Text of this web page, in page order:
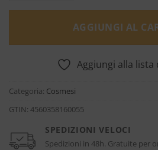
AGGIUNGI AL
Aggiungi alla lista
Categoria: Cosmesi
GTIN: 4560358160055
SPEDIZIONI VELOCI
Spedizioni in 48h. Gratuite per